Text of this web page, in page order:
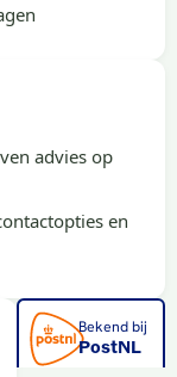
advies op
en